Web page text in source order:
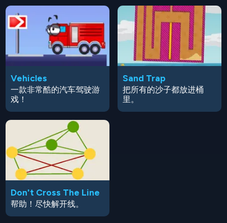
Vehicles
一款非常酷的汽车驾驶游
戏！
Sand Trap
把所有的沙子都放进桶
里。
Don't Cross The Line
帮助！尽快解开线。